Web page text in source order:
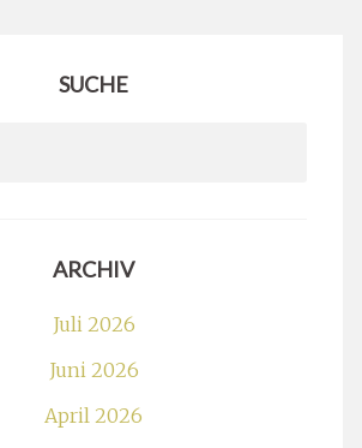
SUCHE
ARCHIV
Juli 2026
Juni 2026
April 2026